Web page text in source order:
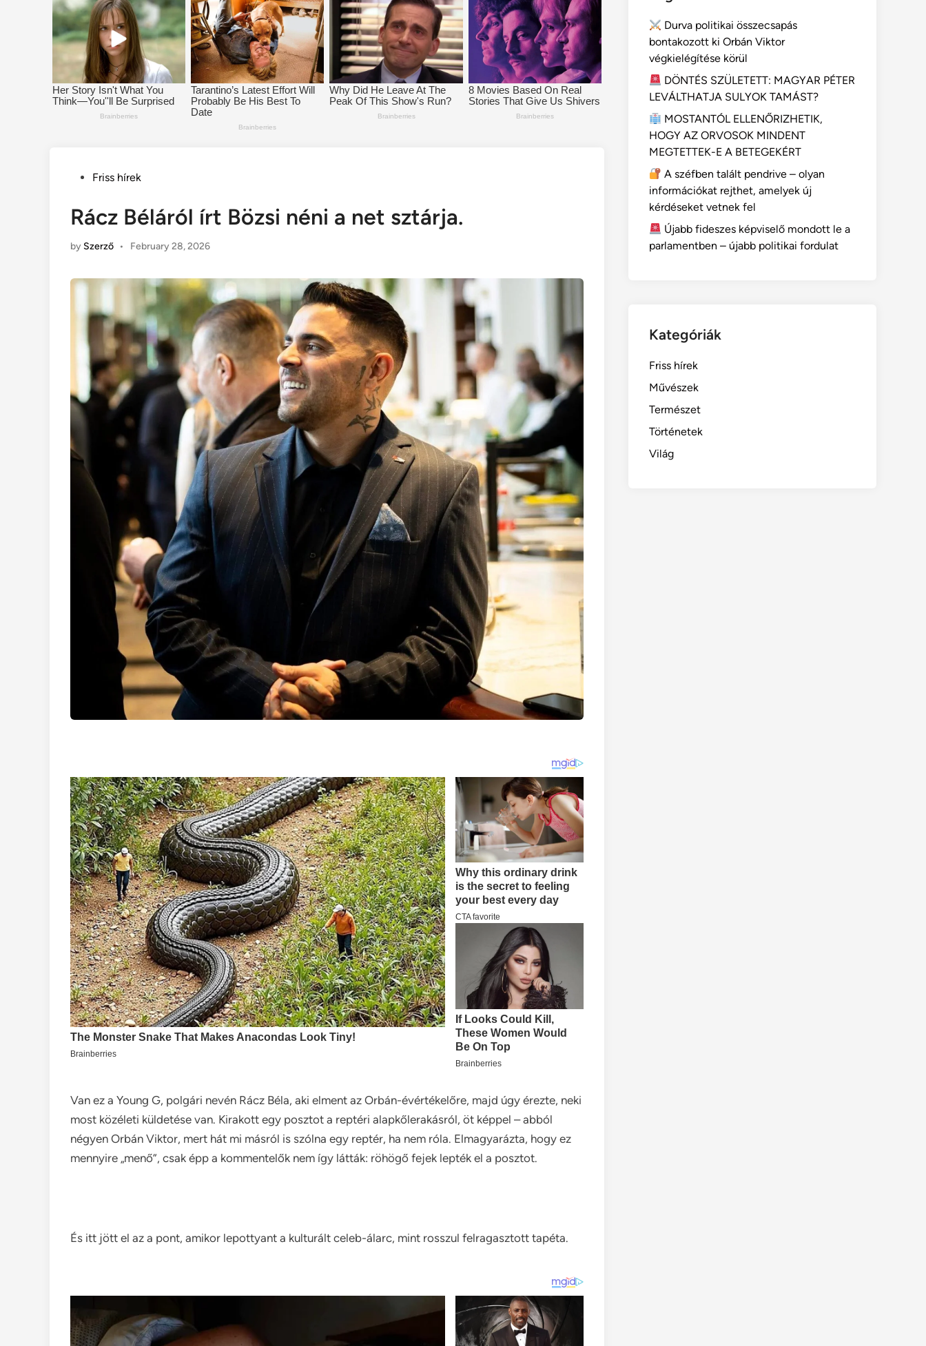
PostedFriss hírek
Rácz Béláról írt Bözsi néni a net sztárja.
by Szerző • February 28, 2026
Van ez a Young G, polgári nevén Rácz Béla, aki elment az Orbán-évértékelőre, majd úgy érezte, neki
most közéleti küldetése van. Kirakott egy posztot a reptéri alapkőlerakásról, öt képpel – abból
négyen Orbán Viktor, mert hát mi másról is szólna egy reptér, ha nem róla. Elmagyarázta, hogy ez
mennyire „menő”, csak épp a kommentelők nem így látták: röhögő fejek lepték el a posztot.
És itt jött el az a pont, amikor lepottyant a kulturált celeb-álarc, mint rosszul felragasztott tapéta.
Durva politikai összecsapás
bontakozott ki Orbán Viktor
végkielégítése körül
DÖNTÉS SZÜLETETT: MAGYAR PÉTER
LEVÁLTHATJA SULYOK TAMÁST?
MOSTANTÓL ELLENŐRIZHETIK,
HOGY AZ ORVOSOK MINDENT
MEGTETTEK-E A BETEGEKÉRT
A széfben talált pendrive – olyan
információkat rejthet, amelyek új
kérdéseket vetnek fel
Újabb fideszes képviselő mondott le a
parlamentben – újabb politikai fordulat
Kategóriák
Friss hírek
Művészek
Természet
Történetek
Világ